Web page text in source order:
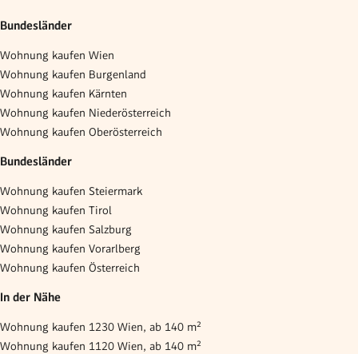
Bundesländer
Wohnung kaufen Wien
Wohnung kaufen Burgenland
Wohnung kaufen Kärnten
Wohnung kaufen Niederösterreich
Wohnung kaufen Oberösterreich
Bundesländer
Wohnung kaufen Steiermark
Wohnung kaufen Tirol
Wohnung kaufen Salzburg
Wohnung kaufen Vorarlberg
Wohnung kaufen Österreich
In der Nähe
Wohnung kaufen 1230 Wien, ab 140 m²
Wohnung kaufen 1120 Wien, ab 140 m²